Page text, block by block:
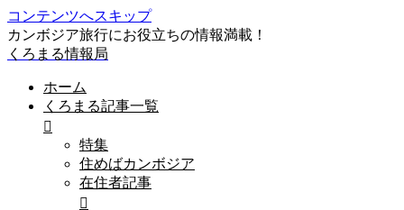
コンテンツへスキップ
カンボジア旅行にお役立ちの情報満載！
くろまる情報局
ホーム
くろまる記事一覧
特集
住めばカンボジア
在住者記事